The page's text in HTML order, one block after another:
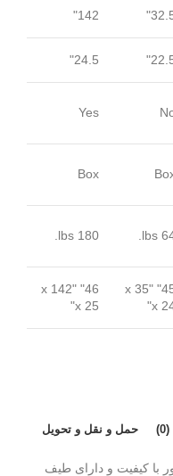
142"
24.5"
Yes
Box
64
180 lbs.
45" x 35"
x
46" x 142"
x 25"
حمل و نقل و تحویل
یک نور با کیفیت و دارای طیف